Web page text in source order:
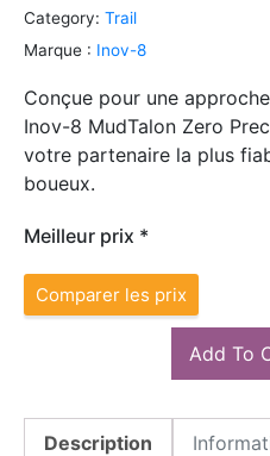
Category: Trail
Marque : Inov-8
Conçue pour une
Inov-8 MudTalon Zero
votre partenaire la plus
boueux.
Meilleur prix *
Comparer les prix
Add To
Description